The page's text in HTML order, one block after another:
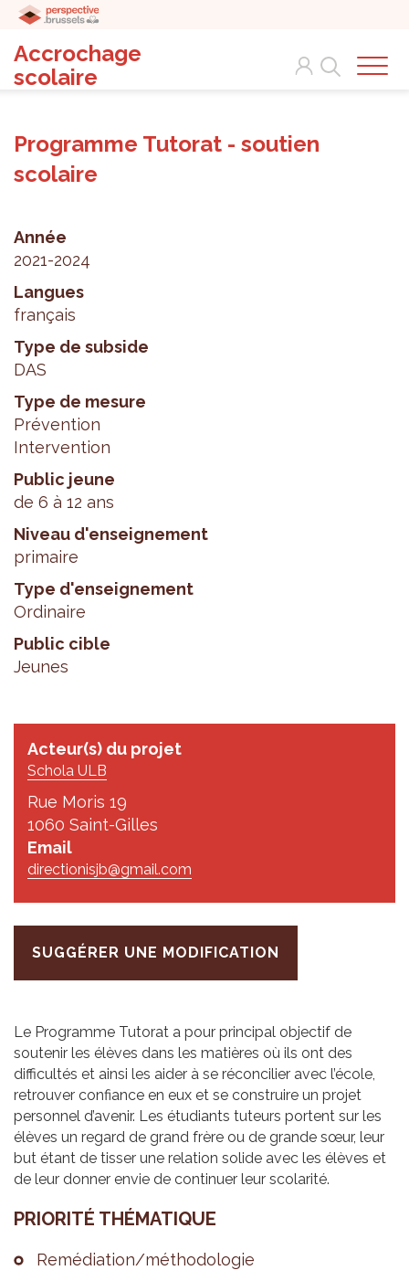
Accrochage
scolaire
Search
Programme Tutorat - soutien
scolaire
Année
2021-2024
Langues
français
Type de subside
DAS
Type de mesure
Prévention
Intervention
Public jeune
de 6 à 12 ans
Niveau d'enseignement
primaire
Type d'enseignement
Ordinaire
Public cible
Jeunes
Acteur(s) du projet
Schola ULB
Rue Moris 19
1060 Saint-Gilles
Email
directionisjb@gmail.com
SUGGÉRER UNE MODIFICATION
Le Programme Tutorat a pour principal objectif de
soutenir les élèves dans les matières où ils ont des
difficultés et ainsi les aider à se réconcilier avec l’école,
retrouver confiance en eux et se construire un projet
personnel d’avenir. Les étudiants tuteurs portent sur les
élèves un regard de grand frère ou de grande sœur, leur
but étant de tisser une relation solide avec les élèves et
de leur donner envie de continuer leur scolarité.
PRIO­RITÉ THÉ­MA­TIQUE
Remé­dia­tion/métho­do­lo­gie